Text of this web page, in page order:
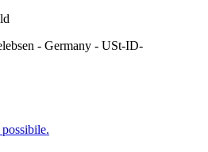
- Germany - USt-ID-